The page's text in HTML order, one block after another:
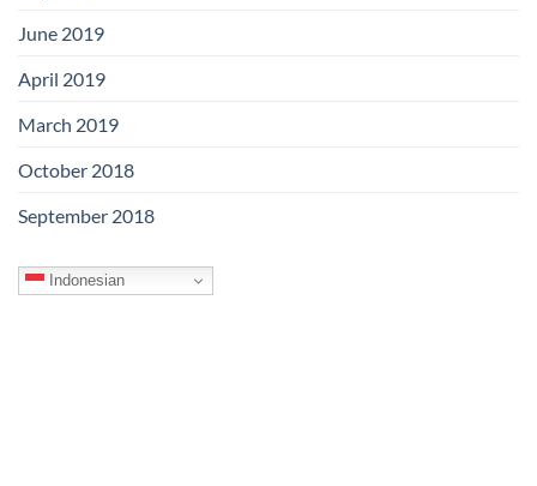
June 2019
April 2019
March 2019
October 2018
September 2018
Indonesian